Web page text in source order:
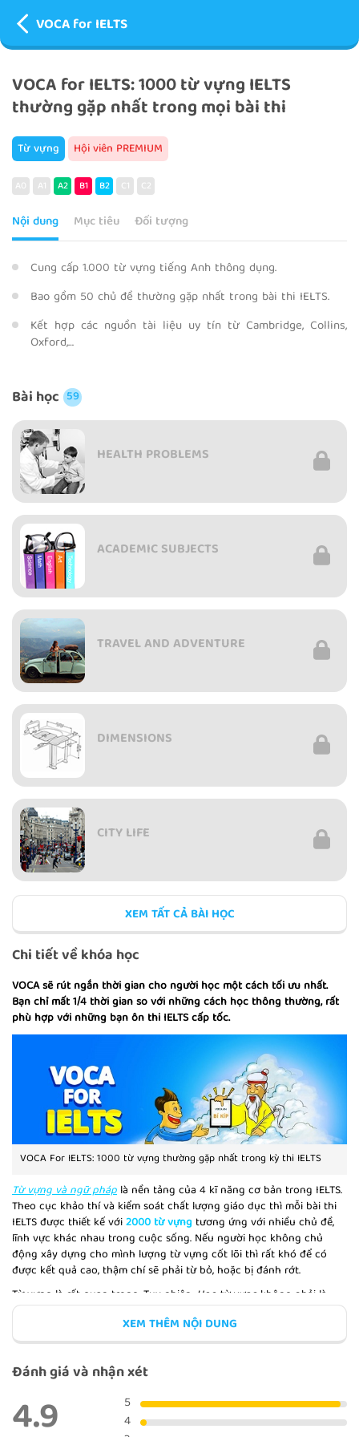
VOCA for IELTS
VOCA for IELTS: 1000 từ vựng IELTS
thường gặp nhất trong mọi bài thi
Từ vựng Hội viên PREMIUM
A0 A1 A2 B1 B2 C1 C2
Nội dung Mục tiêu Đối tượng
Cung cấp 1.000 từ vựng tiếng Anh thông dụng.
Bao gồm 50 chủ đề thường gặp nhất trong bài thi IELTS.
Kết hợp các nguồn tài liệu uy tín từ Cambridge, Collins,
Oxford,…
Bài học 59
HEALTH PROBLEMS
ACADEMIC SUBJECTS
TRAVEL AND ADVENTURE
DIMENSIONS
CITY LIFE
PERSUASION
CULTURAL INTERESTS
BÀI KIỂM TRA TUẦN 1
CONTRAST
PROBLEMS AND SOLUTIONS
IDEAS
XEM TẤT CẢ BÀI HỌC
Chi tiết về khóa học
VOCA sẽ rút ngắn thời gian cho người học một cách tối ưu nhất.
Bạn chỉ mất 1/4 thời gian so với những cách học thông thường, rất
phù hợp với những bạn ôn thi IELTS cấp tốc.
VOCA For IELTS: 1000 từ vựng thường gặp nhất trong kỳ thi IELTS
Từ vựng và ngữ pháp là nền tảng của 4 kĩ năng cơ bản trong IELTS.
Theo cục khảo thí và kiểm soát chất lượng giáo dục thì mỗi bài thi
IELTS được thiết kế với2000 từ vựng tương ứng với nhiều chủ đề,
lĩnh vực khác nhau trong cuộc sống. Nếu người học không chủ
động xây dựng cho mình lượng từ vựng cốt lõi thì rất khó để có
được kết quả cao, thậm chí sẽ phải từ bỏ, hoặc bị đánh rớt.
Từ vựng là rất quan trọng. Tuy nhiên, Học từ vựng không phải là
chuyện dễ, nó đòi hỏi người học cần có sự kiên trì và ôn luyện
thường xuyên. Có rất nhiều cách để học và xây dựng
vựngvững chắc. Trong bài viết này, VOCA sẽ đưa ra 1 phương pháp
nhất cho kỳ thì IELTS tới.
Số lượng từ vựng Ielts cần họclà rất lớn, việc học đã
khó, nhưng sau khi học xong chúng tathường hay quênvà sẽ
không còn nhớ sau một thời gian không sử dụng thường xuyên.
XEM THÊM NỘI DUNG
Đánh giá và nhận xét
4.9
5
4